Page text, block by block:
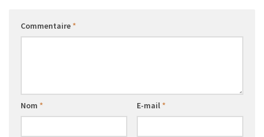
Commentaire*
Nom * E-mail*